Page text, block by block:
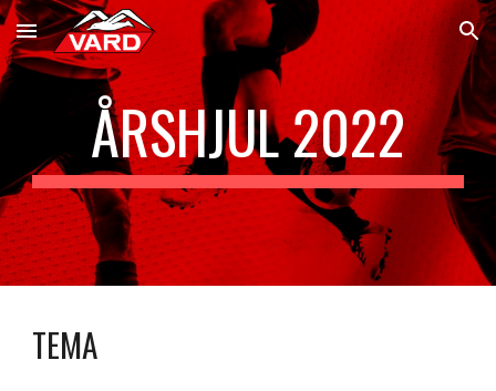
Skip to main content Skip to navigation
ÅRSHJUL 2022
TEMA